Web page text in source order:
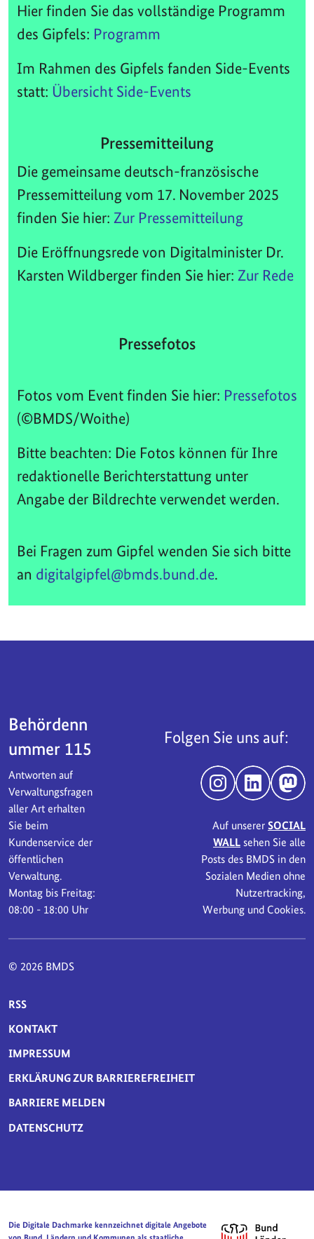
Hier finden Sie das vollständige Programm
des Gipfels: Programm
Im Rahmen des Gipfels fanden Side-Events
statt: Übersicht Side-Events
Pressemitteilung
Die gemeinsame deutsch-französische
Pressemitteilung vom 17. November 2025
finden Sie hier: Zur Pressemitteilung
Die Eröffnungsrede von Digitalminister Dr.
Karsten Wildberger finden Sie hier: Zur Rede
Pressefotos
Fotos vom Event finden Sie hier: Pressefotos
(©BMDS/Woithe)
Bitte beachten: Die Fotos können für Ihre
redaktionelle Berichterstattung unter
Angabe der Bildrechte verwendet werden.
Bei Fragen zum Gipfel wenden Sie sich bitte
an digitalgipfel@bmds.bund.de.
Behördenn
ummer 115
Antworten auf
Verwaltungsfragen
aller Art erhalten
Sie beim
Kundenservice der
öffentlichen
Verwaltung.
Montag bis Freitag:
08:00 - 18:00 Uhr
Folgen Sie uns auf:
InstagramLinkedIn
Auf unserer SOCIAL
WALLsehen Sie alle
Posts des BMDS in den
Sozialen Medien ohne
Nutzertracking,
Werbung und Cookies.
© 2026 BMDS
SERVICE-NAVIGATION FUSSBEREICH
RSS
KONTAKT
IMPRESSUM
ERKLÄRUNG ZUR BARRIEREFREIHEIT
BARRIERE MELDEN
DATENSCHUTZ
Die Digitale Dachmarke kennzeichnet digitale Angebote